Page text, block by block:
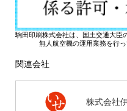
駒田印刷株式会社は、国土交通大臣
無人航空機の運用業務を行っ
関連会社
株式会社